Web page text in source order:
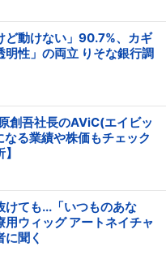
ど動けない」90.7%、カギ
性」の両立 りそな銀行調
創吾社長のAViC(エイビッ
る業績や株価もチェック
けても...「いつものあな
ウィッグ アートネイチャ
に聞く